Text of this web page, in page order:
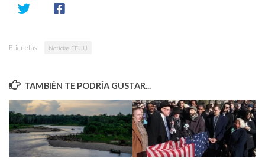
Etiquetas: Noticias EEUU
TAMBIÉN TE PODRÍA GUSTAR...